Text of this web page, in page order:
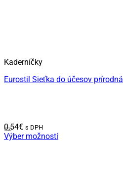
Kaderníčky
Eurostil Sieťka do účesov prírodná
0,54€ s DPH
Výber možností